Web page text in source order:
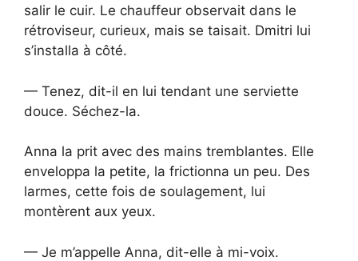
salir le cuir. Le chauffeur observait dans le
rétroviseur, curieux, mais se taisait. Dmitri lui
s’installa à côté.
— Tenez, dit-il en lui tendant une serviette
douce. Séchez-la.
Anna la prit avec des mains tremblantes. Elle
enveloppa la petite, la frictionna un peu. Des
larmes, cette fois de soulagement, lui
montèrent aux yeux.
— Je m’appelle Anna, dit-elle à mi-voix.